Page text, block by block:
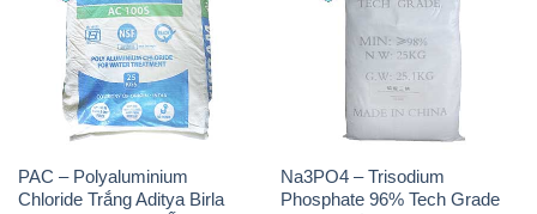
PAC – Polyaluminium
Chloride Trắng Aditya Birla
Na3PO4 – Trisodium
Phosphate 96% Tech Grade